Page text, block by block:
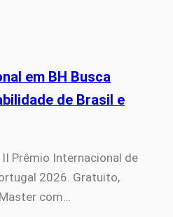
em BH Busca
de Brasil e
Prêmio Internacional de
2026. Gratuito,
com…